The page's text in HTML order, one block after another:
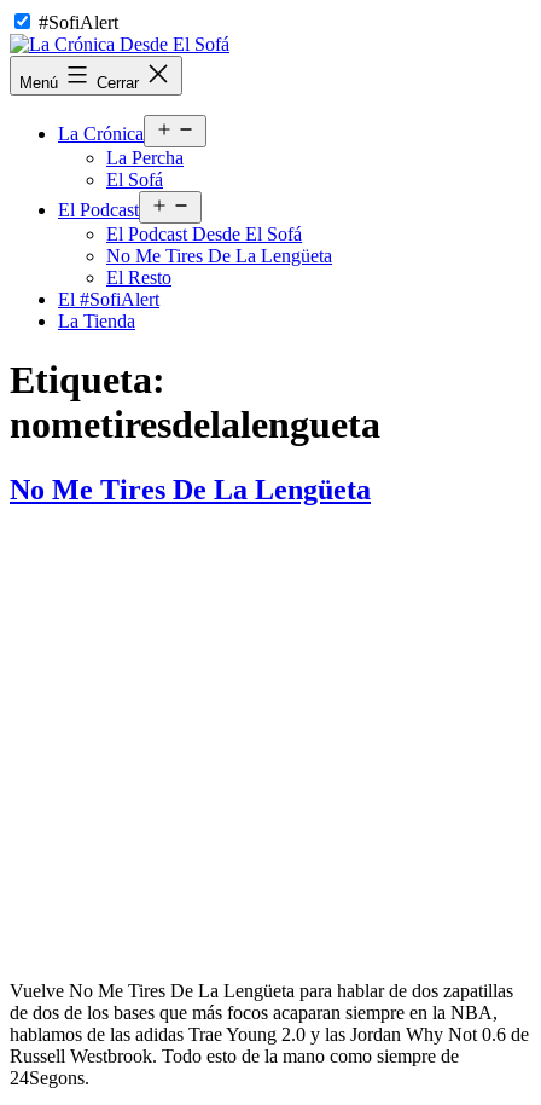
Saltar
al
contenido
#SofiAlert
La
Crónica
Menú Cerrar
La Crónica
el
La Percha
El Sofá
El Podcast
el
menú
El Podcast Desde El Sofá
No Me Tires De La Lengüeta
El Resto
El #SofiAlert
La Tienda
Etiqueta:
nometiresdelalengueta
No Me Tires De La Lengüeta
Vuelve No Me Tires De La Lengüeta para hablar de dos zapatillas
de dos de los bases que más focos acaparan siempre en la NBA,
hablamos de las adidas Trae Young 2.0 y las Jordan Why Not 0.6 de
Russell Westbrook. Todo esto de la mano como siempre de
24Segons.